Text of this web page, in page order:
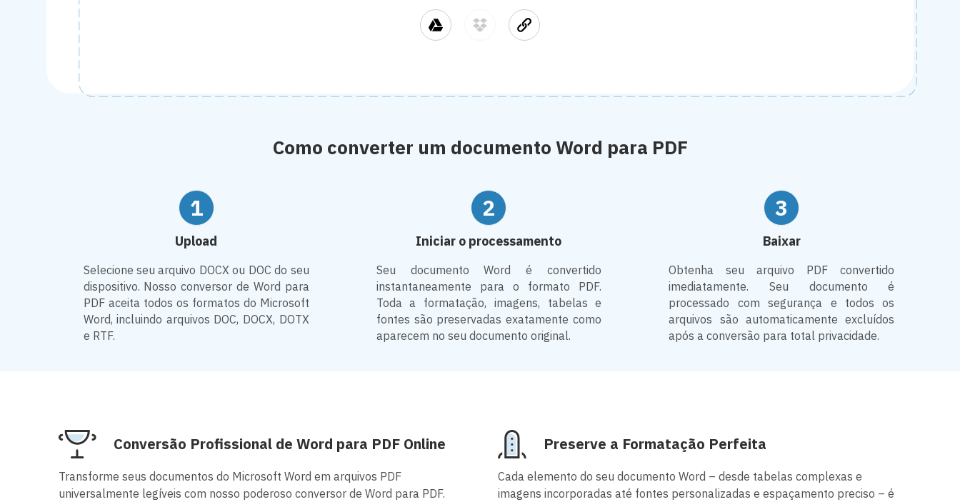
Como converter um documento Word para PDF
1
Upload
Selecione seu arquivo DOCX ou DOC do seu
dispositivo. Nosso conversor de Word para
PDF aceita todos os formatos do Microsoft
Word, incluindo arquivos DOC, DOCX, DOTX
e RTF.
2
Iniciar o processamento
Seu documento Word é convertido
instantaneamente para o formato PDF.
Toda a formatação, imagens, tabelas e
fontes são preservadas exatamente como
aparecem no seu documento original.
3
Baixar
Obtenha seu arquivo PDF convertido
imediatamente. Seu documento é
processado com segurança e todos os
arquivos são automaticamente excluídos
após a conversão para total privacidade.
Conversão Profissional de Word para PDF Online
Transforme seus documentos do Microsoft Word em arquivos PDF
universalmente legíveis com nosso poderoso conversor de Word para PDF.
Preserve a Formatação Perfeita
Cada elemento do seu documento Word – desde tabelas complexas e
imagens incorporadas até fontes personalizadas e espaçamento preciso – é